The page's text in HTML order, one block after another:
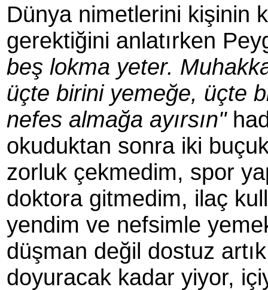
Dünya nimetlerini kişinin
gerektiğini anlatırken
beş lokma yeter.
üçte birini yemeğe, üçte
nefes almağa ayırsın"
okuduktan sonra iki
zorluk çekmedim, spor
doktora gitmedim, ilaç
yendim ve nefsimle
düşman değil dostuz
doyuracak kadar yiyor,